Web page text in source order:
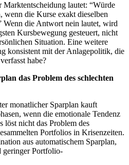
lautet: “Würde
wenn die Kurse exakt dieselben
Wenn die Antwort nein lautet, wird
Kursbewegung gesteuert, nicht
Situation. Eine weitere
konsistent mit der Anlagepolitik, die
habe?
das Problem des schlechten
monatlicher Sparplan kauft
wenn die emotionale Tendenz
löst nicht das Problem des
Portfolios in Krisenzeiten.
aus automatischem Sparplan,
Portfolio-